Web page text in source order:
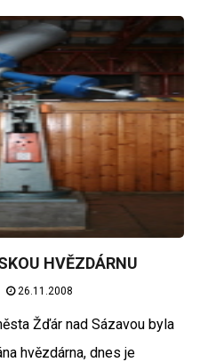
HVĚZDÁRNU
26.11.2008
Žďár nad Sázavou byla
hvězdárna, dnes je